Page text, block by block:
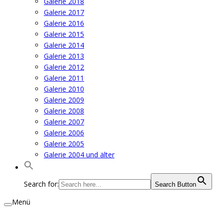
Galerie 2017
Galerie 2016
Galerie 2015
Galerie 2014
Galerie 2013
Galerie 2012
Galerie 2011
Galerie 2010
Galerie 2009
Galerie 2008
Galerie 2007
Galerie 2006
Galerie 2005
Galerie 2004 und älter
Search for: Search Button
Menü